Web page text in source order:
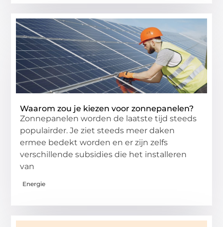
Waarom zou je kiezen voor zonnepanelen?
Zonnepanelen worden de laatste tijd steeds
populairder. Je ziet steeds meer daken
ermee bedekt worden en er zijn zelfs
verschillende subsidies die het installeren
van
Energie